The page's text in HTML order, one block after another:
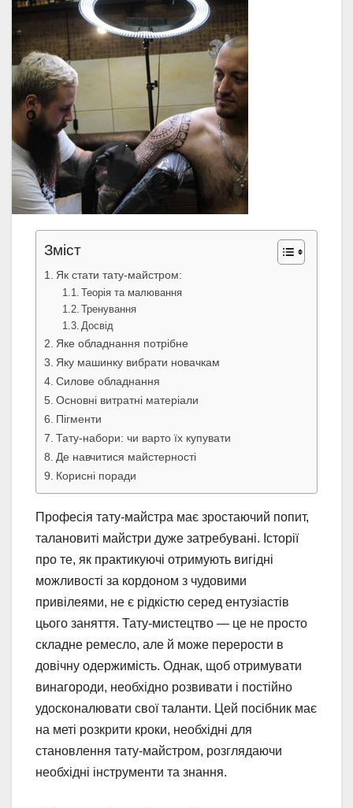
Зміст
Як стати тату-майстром:
Теорія та малювання
Тренування
Досвід
Яке обладнання потрібне
Яку машинку вибрати новачкам
Силове обладнання
Основні витратні матеріали
Пігменти
Тату-набори: чи варто їх купувати
Де навчитися майстерності
Корисні поради
Професія тату-майстра має зростаючий попит,
талановиті майстри дуже затребувані. Історії
про те, як практикуючі отримують вигідні
можливості за кордоном з чудовими
привілеями, не є рідкістю серед ентузіастів
цього заняття. Тату-мистецтво — це не просто
складне ремесло, але й може перерости в
довічну одержимість. Однак, щоб отримувати
винагороди, необхідно розвивати і постійно
удосконалювати свої таланти. Цей посібник має
на меті розкрити кроки, необхідні для
становлення тату-майстром, розглядаючи
необхідні інструменти та знання.